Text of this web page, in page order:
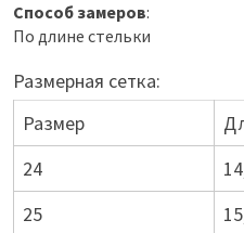
Способ замеров:
По длине стельки
Размерная сетка:
Размер
24
25